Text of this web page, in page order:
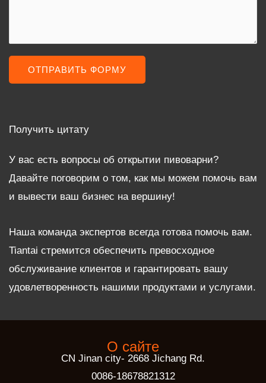
ОТПРАВИТЬ ФОРМУ
Получить цитату
У вас есть вопросы об открытии пивоварни?
Давайте поговорим о том, как мы можем помочь вам
и вывести ваш бизнес на вершину!
Наша команда экспертов всегда готова помочь вам.
Tiantai стремится обеспечить превосходное
обслуживание клиентов и гарантировать вашу
удовлетворенность нашими продуктами и услугами.
О сайте
CN Jinan city- 2668 Jichang Rd.
0086-18678821312